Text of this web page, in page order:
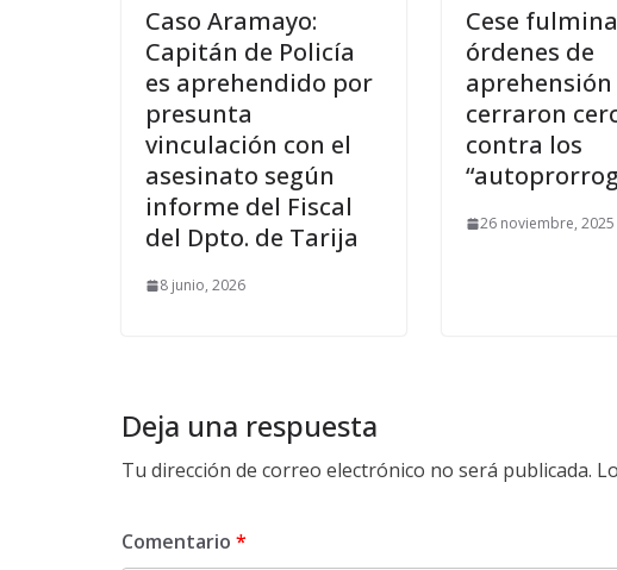
Caso Aramayo:
Capitán de Policía
es aprehendido por
presunta
vinculación con el
asesinato según
informe del Fiscal
del Dpto. de Tarija
8 junio, 2026
Cese
órdenes de
aprehensión
cerraron
contra los
26 noviembre, 2025
Deja una respuesta
Tu dirección de correo electrónico no será publicada.
Comentario *